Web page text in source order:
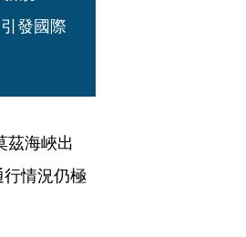
發國際
茲海峽出
情況仍極